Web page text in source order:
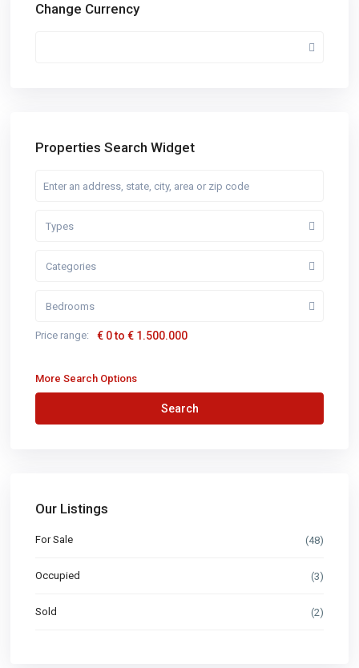
Change Currency
Properties Search Widget
Types
Categories
Bedrooms
Price range: € 0 to € 1.500.000
More Search Options
Search
Our Listings
For Sale (48)
Occupied (3)
Sold (2)